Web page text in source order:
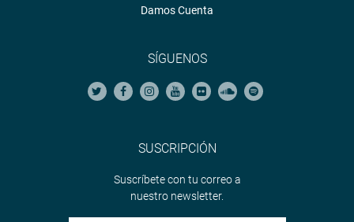
Damos Cuenta
SÍGUENOS
SUSCRIPCIÓN
Suscríbete con tu correo a
nuestro newsletter.